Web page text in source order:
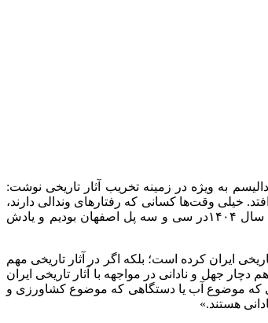
به ویژه در زمینه تخریب آثار تاریخی نوشت:
خیلی وقت‌ها کسانی که رفتارهای وندالی دارند،
ممکن است ظاهراً قصد تخریب آثار تاریخی را نداشته باشند و فقط هدفشان یادگاری‌نویسی بر آثار تاریخی باشد تا به دوست و همسفرشان بگویند مثلا در سال ۱۴۰۴در سی و سه پل اصفهان بودیم و یادش
ایران کرده است؛ بلکه اگر در آثار تاریخی مهم
جهل و نادانی در مواجهه با آثار تاریخی ایران
که موضوع آب یا دستگاهی که موضوع کشاورزی و
هستند.»